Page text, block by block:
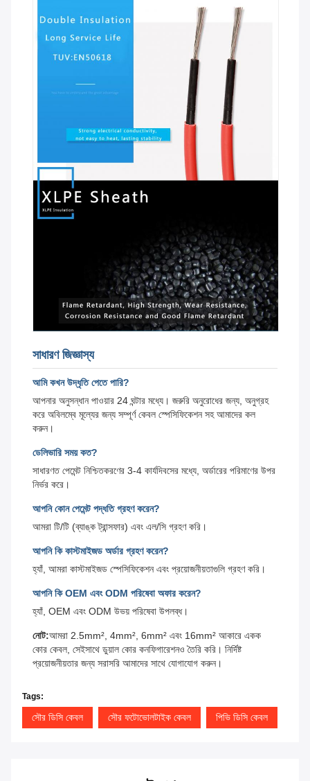
সাধারণ জিজ্ঞাস্য
আমি কখন উদ্ধৃতি পেতে পারি?
আপনার অনুসন্ধান পাওয়ার 24 ঘন্টার মধ্যে। জরুরি অনুরোধের জন্য, অনুগ্রহ
করে অবিলম্বে মূল্যের জন্য সম্পূর্ণ কেবল স্পেসিফিকেশন সহ আমাদের কল
করুন।
ডেলিভারি সময় কত?
সাধারণত পেমেন্ট নিশ্চিতকরণের 3-4 কার্যদিবসের মধ্যে, অর্ডারের পরিমাণের উপর
নির্ভর করে।
আপনি কোন পেমেন্ট পদ্ধতি গ্রহণ করেন?
আমরা টি/টি (ব্যাঙ্ক ট্রান্সফার) এবং এল/সি গ্রহণ করি।
আপনি কি কাস্টমাইজড অর্ডার গ্রহণ করেন?
হ্যাঁ, আমরা কাস্টমাইজড স্পেসিফিকেশন এবং প্রয়োজনীয়তাগুলি গ্রহণ করি।
আপনি কি OEM এবং ODM পরিষেবা অফার করেন?
হ্যাঁ, OEM এবং ODM উভয় পরিষেবা উপলব্ধ।
নোট:আমরা 2.5mm², 4mm², 6mm² এবং 16mm² আকারে একক
কোর কেবল, সেইসাথে ডুয়াল কোর কনফিগারেশনও তৈরি করি। নির্দিষ্ট
প্রয়োজনীয়তার জন্য সরাসরি আমাদের সাথে যোগাযোগ করুন।
Tags:
সৌর ডিসি কেবল সৌর ফটোভোলটাইক কেবল পিভি ডিসি কেবল